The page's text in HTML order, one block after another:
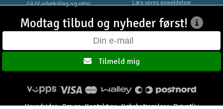
Gå til udveksling og retur Læs vores anmeldelser
Modtag tilbud og nyheder først!
Tilmeld mig
Hovedsiden Om os Kontakt os Købsbetingelser Privatliv